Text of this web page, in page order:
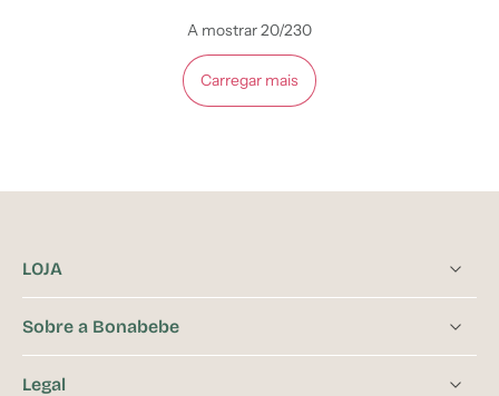
A mostrar 20/230
Carregar mais
LOJA
Sobre a Bonabebe
Legal